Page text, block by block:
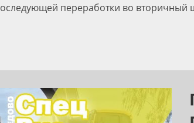
переработки во вторичный